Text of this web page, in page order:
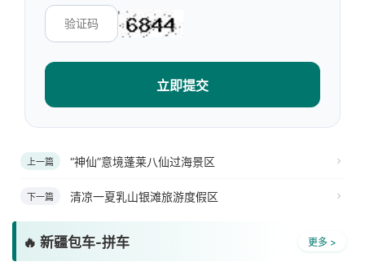
立即提交
上一篇 “神仙”意境蓬莱八仙过海景区
下一篇 清凉一夏乳山银滩旅游度假区
🔥 新疆包车-拼车 更多 >